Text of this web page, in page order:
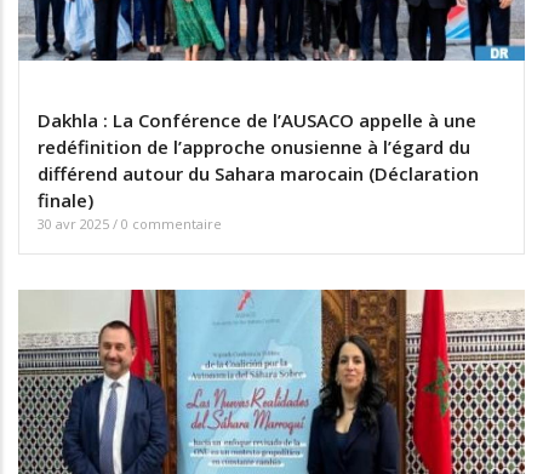
Dakhla : La Conférence de l’AUSACO appelle à une
redéfinition de l’approche onusienne à l’égard du
différend autour du Sahara marocain (Déclaration
finale)
30 avr 2025 / 0 commentaire